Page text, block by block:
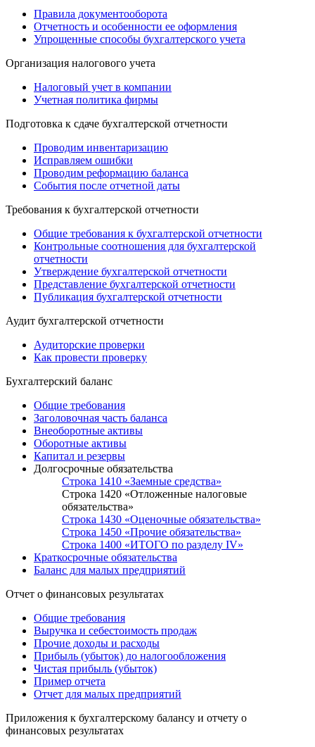
Правила документооборота
Отчетность и особенности ее оформления
Упрощенные способы бухгалтерского учета
Организация налогового учета
Налоговый учет в компании
Учетная политика фирмы
Подготовка к сдаче бухгалтерской отчетности
Проводим инвентаризацию
Исправляем ошибки
Проводим реформацию баланса
События после отчетной даты
Требования к бухгалтерской отчетности
Общие требования к бухгалтерской отчетности
Контрольные соотношения для бухгалтерской
отчетности
Утверждение бухгалтерской отчетности
Представление бухгалтерской отчетности
Публикация бухгалтерской отчетности
Аудит бухгалтерской отчетности
Аудиторские проверки
Как провести проверку
Бухгалтерский баланс
Общие требования
Заголовочная часть баланса
Внеоборотные активы
Оборотные активы
Капитал и резервы
Долгосрочные обязательства
Строка 1410 «Заемные средства»
Строка 1420 «Отложенные налоговые
обязательства»
Строка 1430 «Оценочные обязательства»
Строка 1450 «Прочие обязательства»
Строка 1400 «ИТОГО по разделу IV»
Краткосрочные обязательства
Баланс для малых предприятий
Отчет о финансовых результатах
Общие требования
Выручка и себестоимость продаж
Прочие доходы и расходы
Прибыль (убыток) до налогообложения
Чистая прибыль (убыток)
Пример отчета
Отчет для малых предприятий
Приложения к бухгалтерскому балансу и отчету о
финансовых результатах